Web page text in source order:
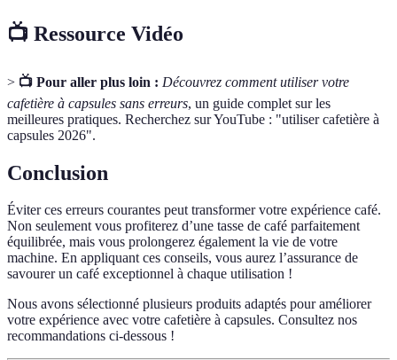
📺 Ressource Vidéo
> 📺 Pour aller plus loin : Découvrez comment utiliser votre
cafetière à capsules sans erreurs, un guide complet sur les
meilleures pratiques. Recherchez sur YouTube : "utiliser cafetière à
capsules 2026".
Conclusion
Éviter ces erreurs courantes peut transformer votre expérience café.
Non seulement vous profiterez d’une tasse de café parfaitement
équilibrée, mais vous prolongerez également la vie de votre
machine. En appliquant ces conseils, vous aurez l’assurance de
savourer un café exceptionnel à chaque utilisation !
Nous avons sélectionné plusieurs produits adaptés pour améliorer
votre expérience avec votre cafetière à capsules. Consultez nos
recommandations ci-dessous !